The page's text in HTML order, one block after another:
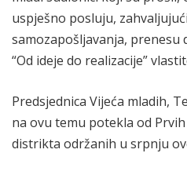
uspješno posluju,
samozapošljavanja, prenesu
“Od ideje do realizacije”
Predsjednica Vijeća mladih,
na ovu temu potekla od
distrikta održanih u srpnju